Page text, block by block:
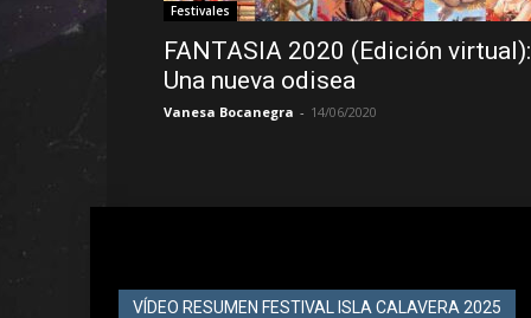
Festivales
FANTASIA 2020 (Edición virtual):
Una nueva odisea
Vanesa Bocanegra - 14/06/2020
VÍDEO RESUMEN FESTIVAL ISLA CALAVERA 2025